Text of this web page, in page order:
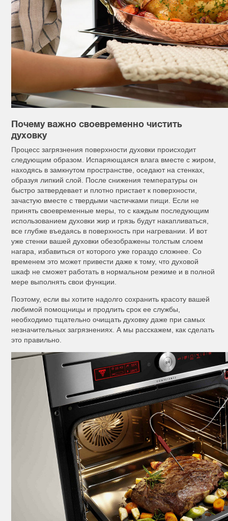
Почему важно своевременно чистить
духовку
Процесс загрязнения поверхности духовки происходит
следующим образом. Испаряющаяся влага вместе с жиром,
находясь в замкнутом пространстве, оседают на стенках,
образуя липкий слой. После снижения температуры он
быстро затвердевает и плотно пристает к поверхности,
зачастую вместе с твердыми частичками пищи. Если не
принять своевременные меры, то с каждым последующим
использованием духовки жир и грязь будут накапливаться,
все глубже въедаясь в поверхность при нагревании. И вот
уже стенки вашей духовки обезображены толстым слоем
нагара, избавиться от которого уже гораздо сложнее. Со
временем это может привести даже к тому, что духовой
шкаф не сможет работать в нормальном режиме и в полной
мере выполнять свои функции.
Поэтому, если вы хотите надолго сохранить красоту вашей
любимой помощницы и продлить срок ее службы,
необходимо тщательно очищать духовку даже при самых
незначительных загрязнениях. А мы расскажем, как сделать
это правильно.